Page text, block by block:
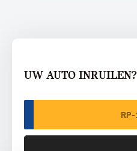
UW AUTO INRUILEN?